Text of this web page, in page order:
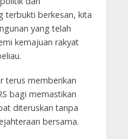
terbukti berkesan, kita
yang telah
kemajuan rakyat
terus memberikan
bagi memastikan
diteruskan tanpa
bersama.